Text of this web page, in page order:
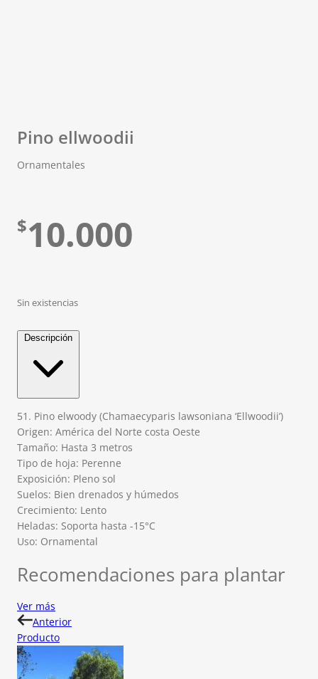
Pino ellwoodii
Ornamentales
$10.000
Sin existencias
Descripción
51. Pino elwoody (Chamaecyparis lawsoniana ‘Ellwoodii’)
Origen: América del Norte costa Oeste
Tamaño: Hasta 3 metros
Tipo de hoja: Perenne
Exposición: Pleno sol
Suelos: Bien drenados y húmedos
Crecimiento: Lento
Heladas: Soporta hasta -15°C
Uso: Ornamental
Recomendaciones para plantar
Ver más
Anterior
Producto